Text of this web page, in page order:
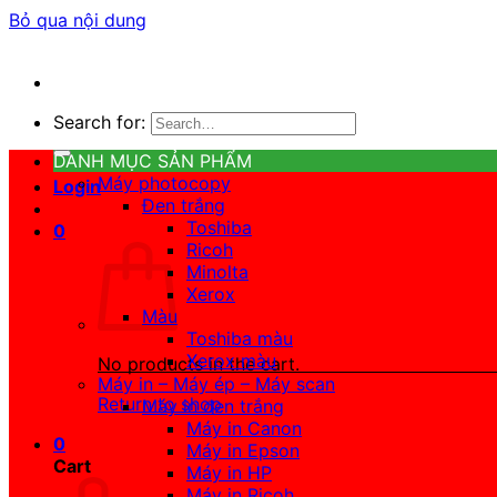
Bỏ qua nội dung
Search for:
Login
0
No products in the cart.
Return to shop
0
Cart
DANH MỤC SẢN PHẨM
Máy photocopy
Đen trắng
Toshiba
Ricoh
Minolta
Xerox
Màu
Toshiba màu
Xerox màu
Máy in – Máy ép – Máy scan
Máy in đen trắng
Máy in Canon
Máy in Epson
Máy in HP